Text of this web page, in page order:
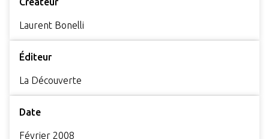
Laurent Bonelli
Éditeur
La Découverte
Date
Février 2008